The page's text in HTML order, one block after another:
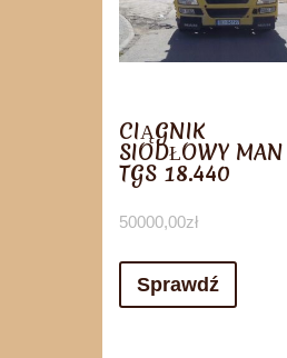
CIĄGNIK
SIODŁOWY MAN
TGS 18.440
50000,00zł
Sprawdź